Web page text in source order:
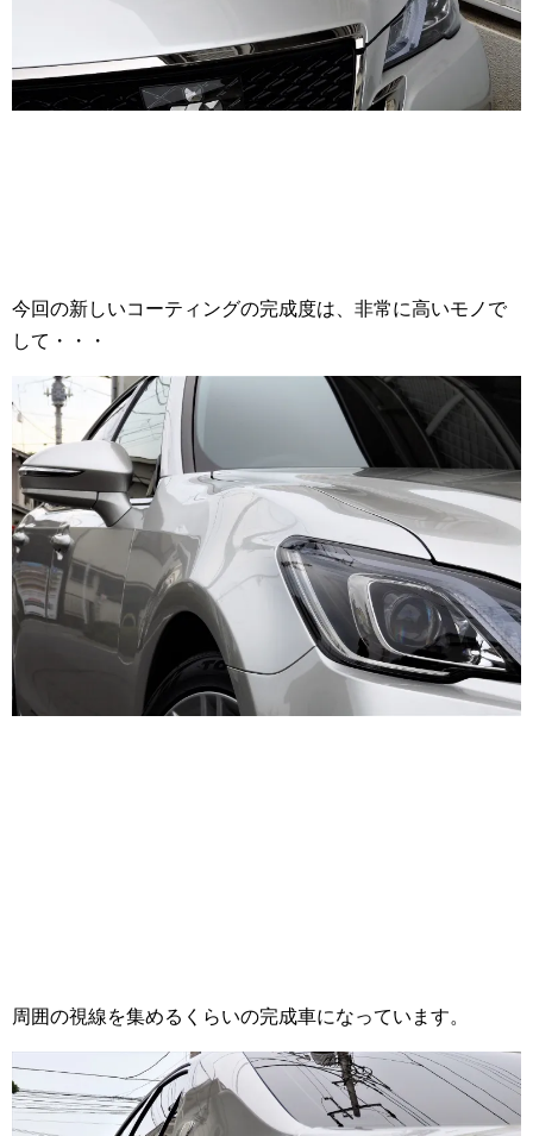
今回の新しいコーティングの完成度は、非常に高いモノで
して・・・
周囲の視線を集めるくらいの完成車になっています。